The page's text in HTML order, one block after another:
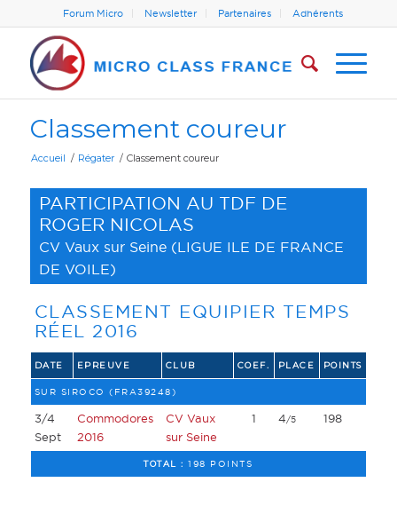
Forum Micro Newsletter Partenaires Adhérents
Classement coureur
Accueil / Régater / Classement coureur
PARTICIPATION AU TDF DE
ROGER NICOLAS
CV Vaux sur Seine(LIGUE ILE DE FRANCE
DE VOILE)
CLASSEMENT EQUIPIER TEMPS
RÉEL 2016
DATE EPREUVE CLUB COEF. PLACE POINTS
SUR SIROCO (FRA39248)
3/4
Sept
Commodores
2016
CV Vaux
sur Seine
1 4/5 198
TOTAL :198 POINTS